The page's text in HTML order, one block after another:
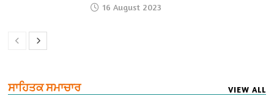
16 August 2023
ਸਾਹਿਤਕ ਸਮਾਚਾਰ VIEW ALL